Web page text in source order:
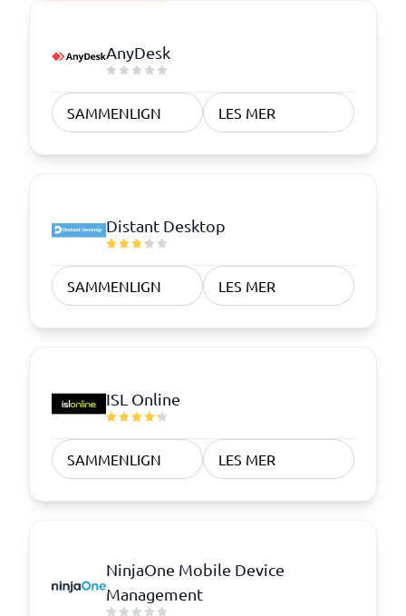
AnyDesk
SAMMENLIGN LES MER
Distant Desktop
SAMMENLIGN LES MER
ISL Online
SAMMENLIGN LES MER
NinjaOne Mobile Device
Management